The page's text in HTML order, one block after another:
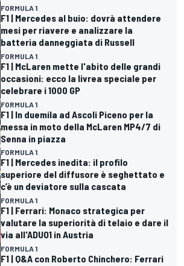
FORMULA 1
F1 | Mercedes al buio: dovrà attendere
mesi per riavere e analizzare la
batteria danneggiata di Russell
FORMULA 1
F1 | McLaren mette l'abito delle grandi
occasioni: ecco la livrea speciale per
celebrare i 1000 GP
FORMULA 1
F1 | In duemila ad Ascoli Piceno per la
messa in moto della McLaren MP4/7 di
Senna in piazza
FORMULA 1
F1 | Mercedes inedita: il profilo
superiore del diffusore è seghettato e
c’è un deviatore sulla cascata
FORMULA 1
F1 | Ferrari: Monaco strategica per
valutare la superiorità di telaio e dare il
via all'ADUO1 in Austria
FORMULA 1
F1 | Q&A con Roberto Chinchero: Ferrari